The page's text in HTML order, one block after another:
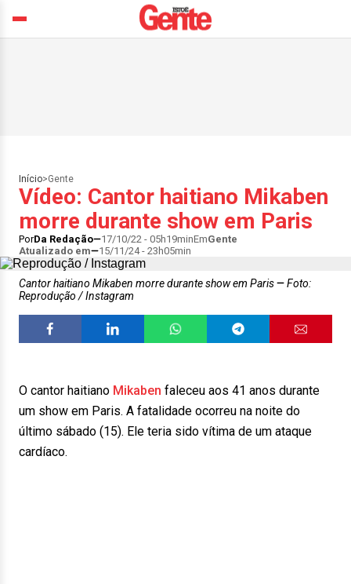
Início>Gente
Vídeo: Cantor haitiano Mikaben
morre durante show em Paris
PorDa Redação 17/10/22 - 05h19minEmGente
Atualizado em
15/11/24 - 23h05min
Cantor haitiano Mikaben morre durante show em Paris
Foto:
Reprodução / Instagram
O cantor haitiano Mikaben faleceu aos 41 anos durante
um show em Paris. A fatalidade ocorreu na noite do
último sábado (15). Ele teria sido vítima de um ataque
cardíaco.